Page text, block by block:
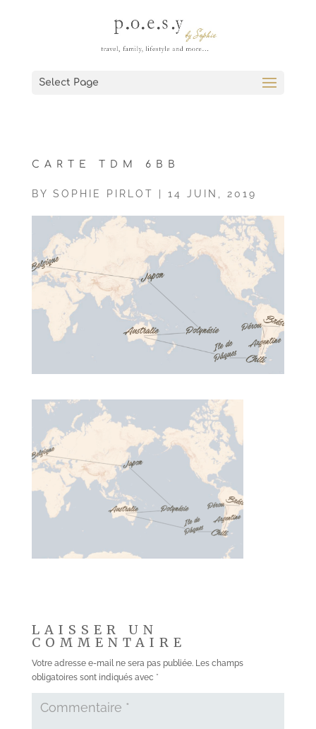
Select Page
CARTE TDM 6BB
BY SOPHIE PIRLOT 14 JUIN, 2019
LAISSER UN
COMMENTAIRE
Votre adresse e-mail ne sera pas publiée. Les champs
obligatoires sont indiqués avec *